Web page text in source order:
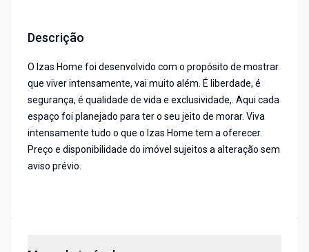
Descrição
O Izas Home foi desenvolvido com o propósito de mostrar
que viver intensamente, vai muito além. É liberdade, é
segurança, é qualidade de vida e exclusividade,. Aqui cada
espaço foi planejado para ter o seu jeito de morar. Viva
intensamente tudo o que o lzas Home tem a oferecer.
Preço e disponibilidade do imóvel sujeitos a alteração sem
aviso prévio.